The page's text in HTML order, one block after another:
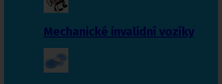
Mechanické invalidní vozíky